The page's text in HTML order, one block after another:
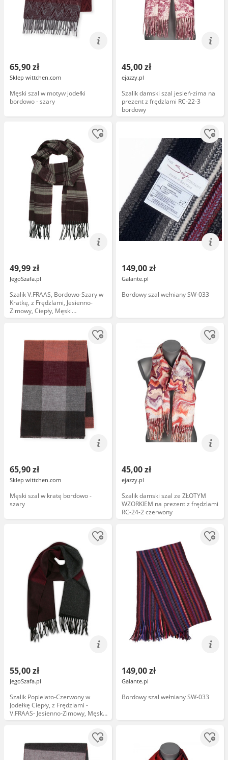
65,90 zł
Sklep wittchen.com
Męski szal w motyw jodełki
bordowo - szary
45,00 zł
ejazzy.pl
Szalik damski szal jesień-zima na
prezent z frędzlami RC-22-3
bordowy
49,99 zł
JegoSzafa.pl
Szalik V.FRAAS, Bordowo-Szary w
Kratkę, z Frędzlami, Jesienno-
Zimowy, Ciepły, Męski
SZAAKR1017
149,00 zł
Galante.pl
Bordowy szal wełniany SW-033
65,90 zł
Sklep wittchen.com
Męski szal w kratę bordowo -
szary
45,00 zł
ejazzy.pl
Szalik damski szal ze ZŁOTYM
WZORKIEM na prezent z frędzlami
RC-24-2 czerwony
55,00 zł
JegoSzafa.pl
Szalik Popielato-Czerwony w
Jodełkę Ciepły, z Frędzlami -
V.FRAAS- Jesienno-Zimowy, Męski
SZAAKR0883
149,00 zł
Galante.pl
Bordowy szal wełniany SW-033